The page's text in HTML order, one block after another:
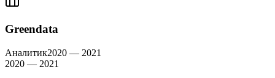
Greendata
Аналитик2020 — 2021
2020 — 2021